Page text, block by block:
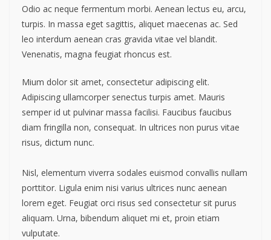
Odio ac neque fermentum morbi. Aenean lectus eu, arcu,
turpis. In massa eget sagittis, aliquet maecenas ac. Sed
leo interdum aenean cras gravida vitae vel blandit.
Venenatis, magna feugiat rhoncus est.
Mium dolor sit amet, consectetur adipiscing elit.
Adipiscing ullamcorper senectus turpis amet. Mauris
semper id ut pulvinar massa facilisi. Faucibus faucibus
diam fringilla non, consequat. In ultrices non purus vitae
risus, dictum nunc.
Nisl, elementum viverra sodales euismod convallis nullam
porttitor. Ligula enim nisi varius ultrices nunc aenean
lorem eget. Feugiat orci risus sed consectetur sit purus
aliquam. Urna, bibendum aliquet mi et, proin etiam
vulputate.